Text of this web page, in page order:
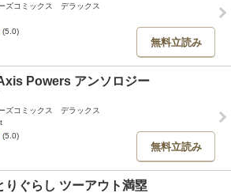
ズコミックス デラックス
(5.0)
無料立読み
Powers アンソロジー
ズコミックス デラックス
(5.0)
無料立読み
りぐらし ツーアウト満塁